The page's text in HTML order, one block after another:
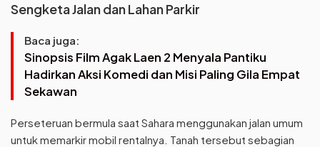
Sengketa Jalan dan Lahan Parkir
Baca juga:
Sinopsis Film Agak Laen 2 Menyala Pantiku
Hadirkan Aksi Komedi dan Misi Paling Gila Empat
Sekawan
Perseteruan bermula saat Sahara menggunakan jalan umum
untuk memarkir mobil rentalnya. Tanah tersebut sebagian